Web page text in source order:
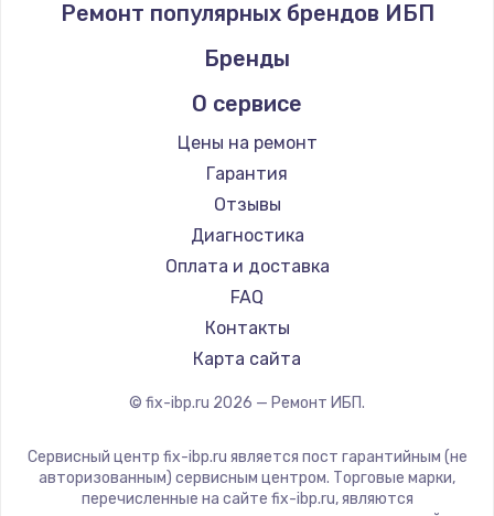
Ремонт популярных брендов ИБП
Бренды
О сервисе
Цены на ремонт
Гарантия
Отзывы
Диагностика
Оплата и доставка
FAQ
Контакты
Карта сайта
© fix-ibp.ru 2026 — Ремонт ИБП.
Сервисный центр fix-ibp.ru является пост гарантийным (не
авторизованным) сервисным центром. Торговые марки,
перечисленные на сайте fix-ibp.ru, являются